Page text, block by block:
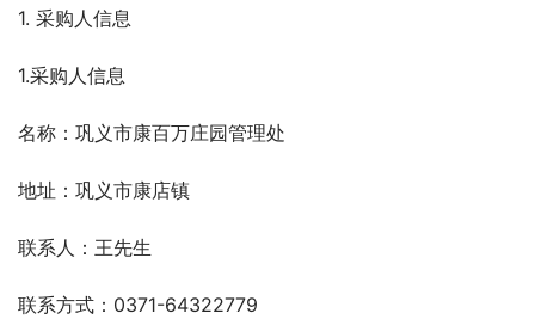
1. 采购人信息
1.采购人信息
名称：巩义市康百万庄园管理处
地址：巩义市康店镇
联系人：王先生
联系方式：0371-64322779